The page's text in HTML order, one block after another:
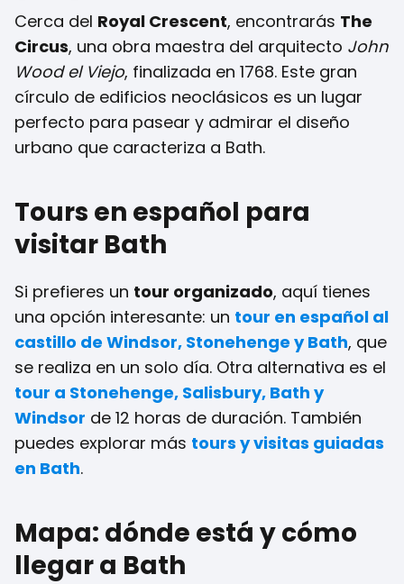
Cerca del Royal Crescent, encontrarás The
Circus, una obra maestra del arquitecto John
Wood el Viejo, finalizada en 1768. Este gran
círculo de edificios neoclásicos es un lugar
perfecto para pasear y admirar el diseño
urbano que caracteriza a Bath.
Tours en español para
visitar Bath
Si prefieres un tour organizado, aquí tienes
una opción interesante: un tour en español al
castillo de Windsor, Stonehenge y Bath, que
se realiza en un solo día. Otra alternativa es el
tour a Stonehenge, Salisbury, Bath y
Windsor de 12 horas de duración. También
puedes explorar más tours y visitas guiadas
en Bath.
Mapa: dónde está y cómo
llegar a Bath